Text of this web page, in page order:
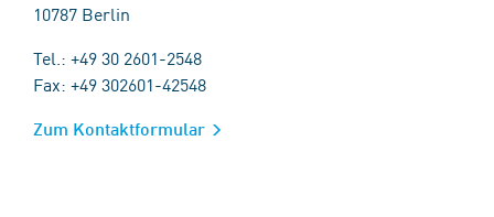
10787 Berlin
Tel.: +49 30 2601-2548
Fax: +49 302601-42548
Zum Kontaktformular